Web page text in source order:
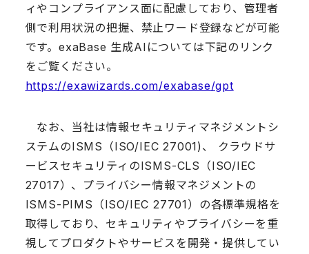
ィやコンプライアンス面に配慮しており、管理者
側で利用状況の把握、禁止ワード登録などが可能
です。exaBase 生成AIについては下記のリンク
をご覧ください。
https://exawizards.com/exabase/gpt
なお、当社は情報セキュリティマネジメントシ
ステムのISMS（ISO/IEC 27001)、 クラウドサ
ービスセキュリティのISMS-CLS（ISO/IEC
27017）、プライバシー情報マネジメントの
ISMS-PIMS（ISO/IEC 27701）の各標準規格を
取得しており、セキュリティやプライバシーを重
視してプロダクトやサービスを開発・提供してい